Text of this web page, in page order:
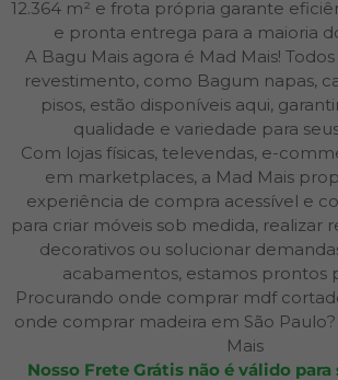
12.364 m² e frota própria garante
e pronta entrega para a maioria
A Bagu Mais agora é Mad Mais!
revestimento, como Bagum napas,
pisos, estão disponíveis aqui,
qualidade e variedade para
Com lojas físicas, televendas, e-
em marketplaces, a Mad Mais
experiência de compra acessível e
para criar móveis sob medida, realizar
decorativos ou solucionar
acabamentos, estamos prontos
Procurando onde comprar mdf
onde comprar madeira em São
Mais
Nosso Frete Grátis não é válido para